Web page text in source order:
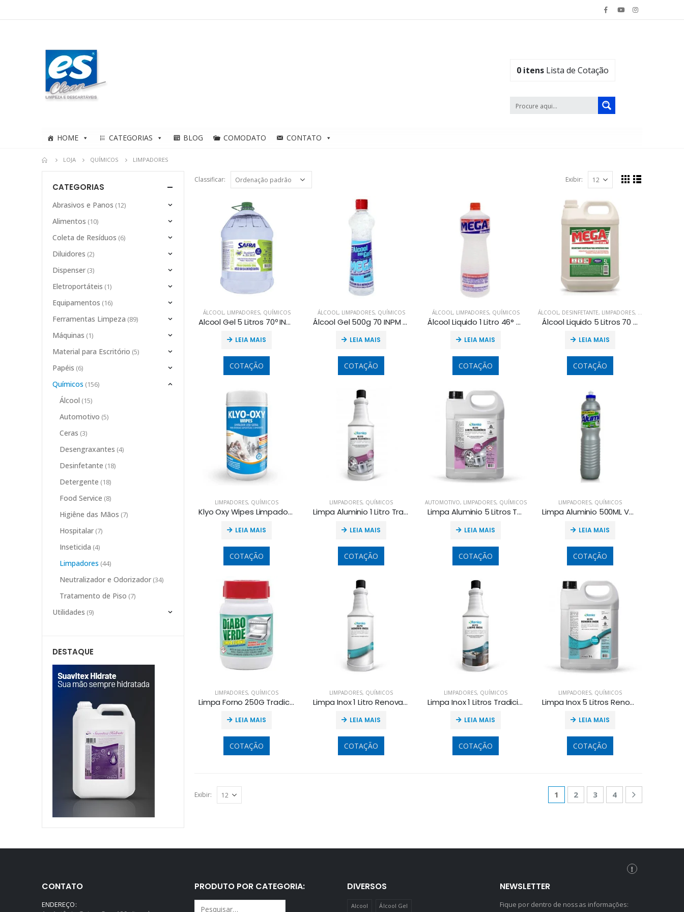
0 itens Lista de Cotação
HOME CATEGORIAS BLOG COMODATO CONTATO
LOJA QUÍMICOS LIMPADORES
Classificar: Exibir:
ÁLCOOL, LIMPADORES, QUÍMICOS
Alcool Gel 5 Litros 70º INPM Neutro
LEIA MAIS
COTAÇÃO
ÁLCOOL, LIMPADORES, QUÍMICOS
Álcool Gel 500g 70 INPM Neutro
LEIA MAIS
COTAÇÃO
ÁLCOOL, LIMPADORES, QUÍMICOS
Álcool Liquido 1 Litro 46° Neutro
LEIA MAIS
COTAÇÃO
ÁLCOOL, DESINFETANTE, LIMPADORES, QUÍMICOS
Álcool Liquido 5 Litros 70 INPM Neutro
LEIA MAIS
COTAÇÃO
LIMPADORES, QUÍMICOS
Klyo Oxy Wipes Limpador Floral com 50 Panos
LEIA MAIS
COTAÇÃO
LIMPADORES, QUÍMICOS
Limpa Aluminio 1 Litro Tradicional
LEIA MAIS
COTAÇÃO
AUTOMOTIVO, LIMPADORES, QUÍMICOS
Limpa Aluminio 5 Litros Tradicional
LEIA MAIS
COTAÇÃO
LIMPADORES, QUÍMICOS
Limpa Aluminio 500ML Verde-Limão
LEIA MAIS
COTAÇÃO
LIMPADORES, QUÍMICOS
Limpa Forno 250G Tradicional
LEIA MAIS
COTAÇÃO
LIMPADORES, QUÍMICOS
Limpa Inox 1 Litro Renova Inox
LEIA MAIS
COTAÇÃO
LIMPADORES, QUÍMICOS
Limpa Inox 1 Litros Tradicional
LEIA MAIS
COTAÇÃO
LIMPADORES, QUÍMICOS
Limpa Inox 5 Litros Renova Inox
LEIA MAIS
COTAÇÃO
Exibir: 1 2 3 4
CATEGORIAS
Abrasivos e Panos (12)
Alimentos (10)
Coleta de Resíduos (6)
Diluidores (2)
Dispenser (3)
Eletroportáteis (1)
Equipamentos (16)
Ferramentas Limpeza (89)
Máquinas (1)
Material para Escritório (5)
Papéis (6)
Químicos (156)
Álcool (15)
Automotivo (5)
Ceras (3)
Desengraxantes (4)
Desinfetante (18)
Detergente (18)
Food Service (8)
Higiêne das Mãos (7)
Hospitalar (7)
Inseticida (4)
Limpadores (44)
Neutralizador e Odorizador (34)
Tratamento de Piso (7)
Utilidades (9)
DESTAQUE
CONTATO
ENDEREÇO:
PRODUTO POR CATEGORIA: DIVERSOS
Alcool Álcool Gel
NEWSLETTER
Fique por dentro de nossas informações: